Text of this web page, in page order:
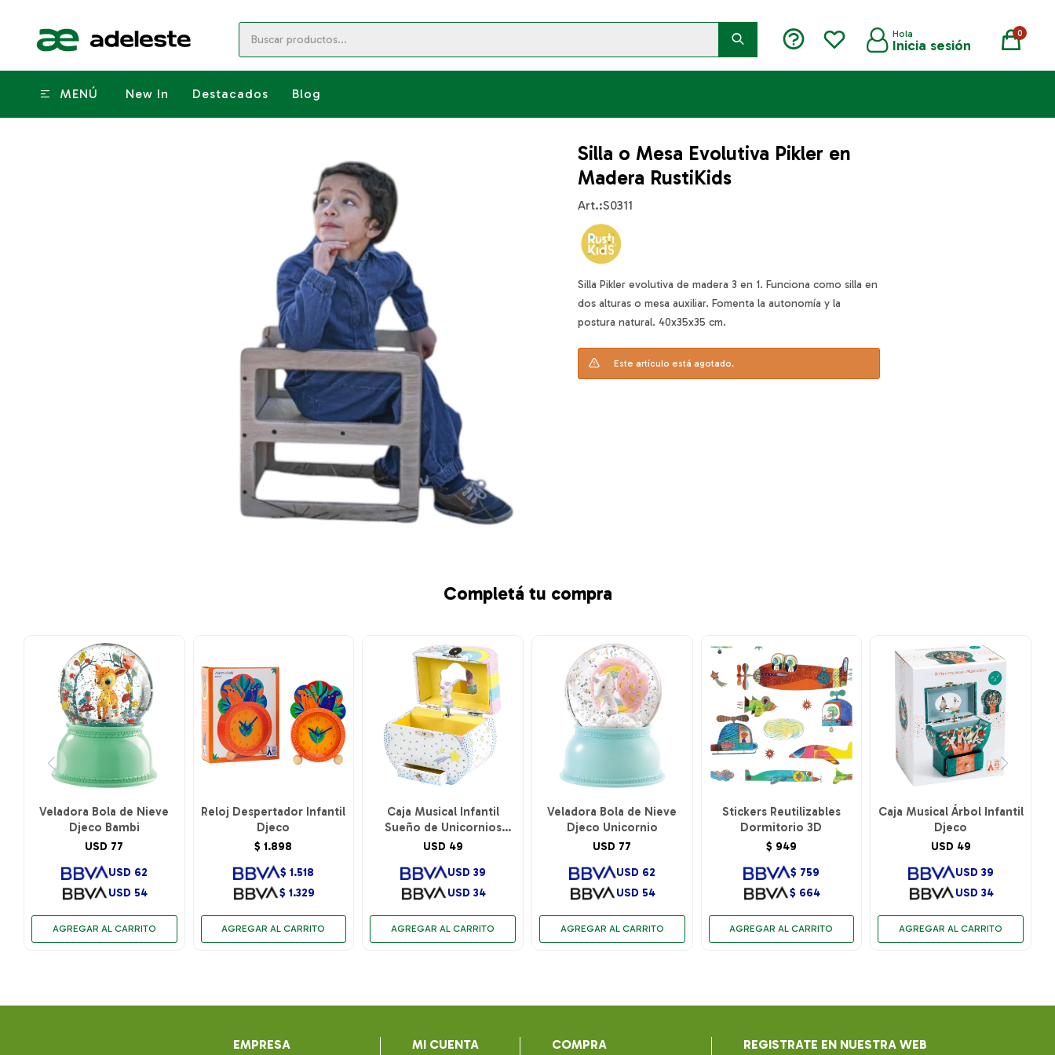
MENÚ New In Destacados Blog
0
Silla o Mesa Evolutiva Pikler en
Madera RustiKids
S0311
Silla Pikler evolutiva de madera 3 en 1. Funciona como silla en
dos alturas o mesa auxiliar. Fomenta la autonomía y la
postura natural. 40x35x35 cm.
Este artículo está agotado.
Completá tu compra
Veladora Bola de Nieve
Djeco Bambi
USD 77
USD 54
USD 62
Reloj Despertador Infantil
Djeco
$ 1.898
$ 1.329
$ 1.518
Caja Musical Infantil
Sueño de Unicornios
Djeco
USD 49
USD 34
USD 39
Veladora Bola de Nieve
Djeco Unicornio
USD 77
USD 54
USD 62
Stickers Reutilizables
Dormitorio 3D
$ 949
$ 664
$ 759
Caja Musical Árbol Infantil
Djeco
USD 49
USD 34
USD 39
EMPRESA MI CUENTA COMPRA
REGISTRATE EN NUESTRA WEB